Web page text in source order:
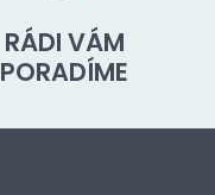
RÁDI VÁM
PORADÍME